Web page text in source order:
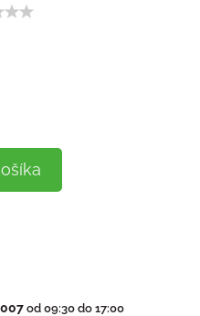
od 09:30 do 17:00